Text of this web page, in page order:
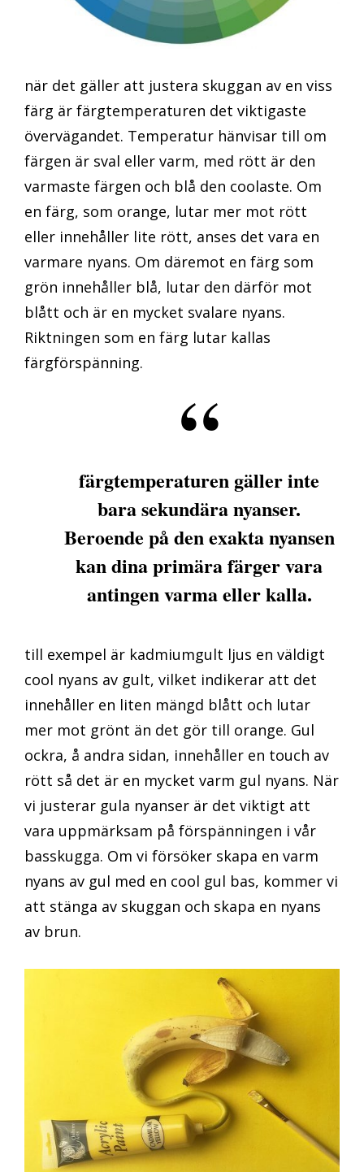
när det gäller att justera skuggan av en viss
färg är färgtemperaturen det viktigaste
övervägandet. Temperatur hänvisar till om
färgen är sval eller varm, med rött är den
varmaste färgen och blå den coolaste. Om
en färg, som orange, lutar mer mot rött
eller innehåller lite rött, anses det vara en
varmare nyans. Om däremot en färg som
grön innehåller blå, lutar den därför mot
blått och är en mycket svalare nyans.
Riktningen som en färg lutar kallas
färgförspänning.
färgtemperaturen gäller inte
bara sekundära nyanser.
Beroende på den exakta nyansen
kan dina primära färger vara
antingen varma eller kalla.
till exempel är kadmiumgult ljus en väldigt
cool nyans av gult, vilket indikerar att det
innehåller en liten mängd blått och lutar
mer mot grönt än det gör till orange. Gul
ockra, å andra sidan, innehåller en touch av
rött så det är en mycket varm gul nyans. När
vi justerar gula nyanser är det viktigt att
vara uppmärksam på förspänningen i vår
basskugga. Om vi försöker skapa en varm
nyans av gul med en cool gul bas, kommer vi
att stänga av skuggan och skapa en nyans
av brun.